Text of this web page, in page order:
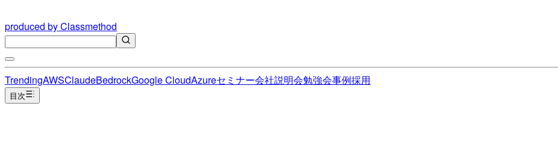
produced by Classmethod
TrendingAWSClaudeBedrockGoogle CloudAzureセミナー会社説明会勉強会事例採用
目次